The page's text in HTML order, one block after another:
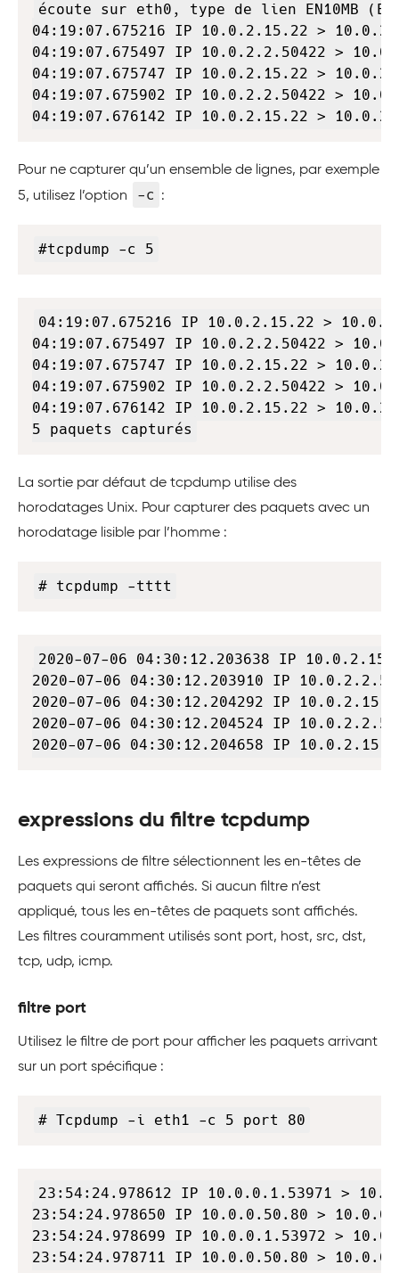
écoute sur eth0, type de lien EN10MB
04:19:07.675216 IP 10.0.2.15.22 >
04:19:07.675497 IP 10.0.2.2.50422 >
04:19:07.675747 IP 10.0.2.15.22 >
04:19:07.675902 IP 10.0.2.2.50422 >
04:19:07.676142 IP 10.0.2.15.22 >
Pour ne capturer qu’un ensemble de lignes, par exemple
5, utilisez l’option
-c :
#tcpdump -c 5
04:19:07.675216 IP 10.0.2.15.22 >
04:19:07.675497 IP 10.0.2.2.50422 >
04:19:07.675747 IP 10.0.2.15.22 >
04:19:07.675902 IP 10.0.2.2.50422 >
04:19:07.676142 IP 10.0.2.15.22 >
5 paquets capturés
La sortie par défaut de tcpdump utilise des
horodatages Unix. Pour capturer des paquets avec un
horodatage lisible par l’homme :
# tcpdump -tttt
2020-07-06 04:30:12.203638 IP
2020-07-06 04:30:12.203910 IP
2020-07-06 04:30:12.204292 IP
2020-07-06 04:30:12.204524 IP
2020-07-06 04:30:12.204658 IP
expressions du filtre tcpdump
Les expressions de filtre sélectionnent les en-têtes de
paquets qui seront affichés. Si aucun filtre n’est
appliqué, tous les en-têtes de paquets sont affichés.
Les filtres couramment utilisés sont port, host, src, dst,
tcp, udp, icmp.
filtre port
Utilisez le filtre de port pour afficher les paquets arrivant
sur un port spécifique :
# Tcpdump -i eth1 -c 5 port 80
23:54:24.978612 IP 10.0.0.1.53971 >
23:54:24.978650 IP 10.0.0.50.80 >
23:54:24.978699 IP 10.0.0.1.53972 >
23:54:24.978711 IP 10.0.0.50.80 >